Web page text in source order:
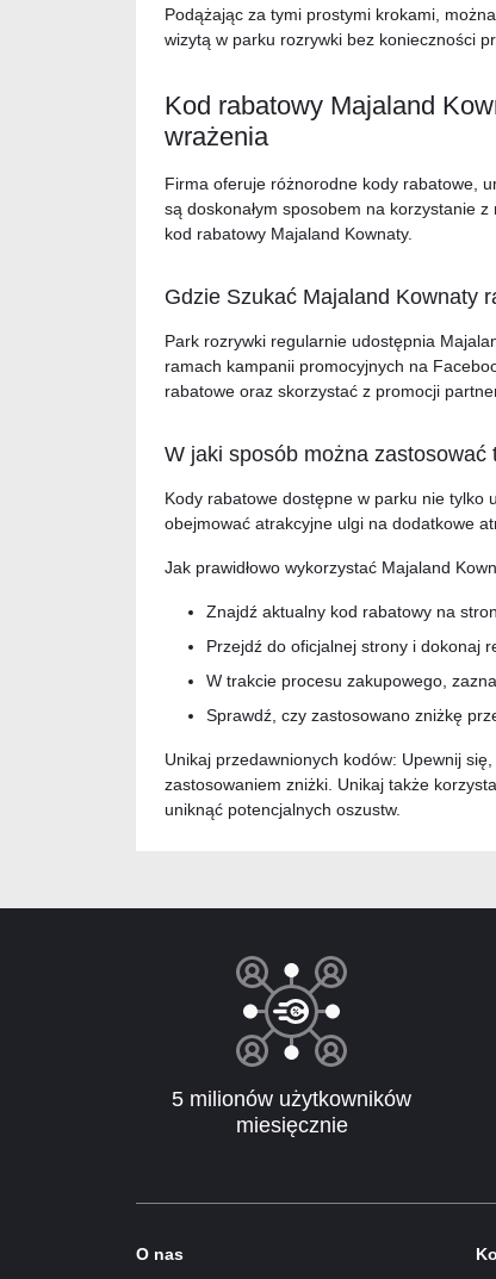
Podążając za tymi prostymi krokami,
wizytą w parku rozrywki bez konieczności
Kod rabatowy Majaland
wrażenia
Firma oferuje różnorodne kody rabatowe,
są doskonałym sposobem na korzystanie
kod rabatowy Majaland Kownaty.
Gdzie Szukać Majaland Kownaty
Park rozrywki regularnie udostępnia
ramach kampanii promocyjnych na
rabatowe oraz skorzystać z promocji
W jaki sposób można
Kody rabatowe dostępne w parku nie tylko
obejmować atrakcyjne ulgi na dodatkowe
Jak prawidłowo wykorzystać Majaland
Znajdź aktualny kod rabatowy na
Przejdź do oficjalnej strony i dokonaj
W trakcie procesu zakupowego,
Sprawdź, czy zastosowano zniżkę
Unikaj przedawnionych kodów: Upewnij
zastosowaniem zniżki. Unikaj także
uniknąć potencjalnych oszustw.
5 milionów użytkowników
miesięcznie
O nas